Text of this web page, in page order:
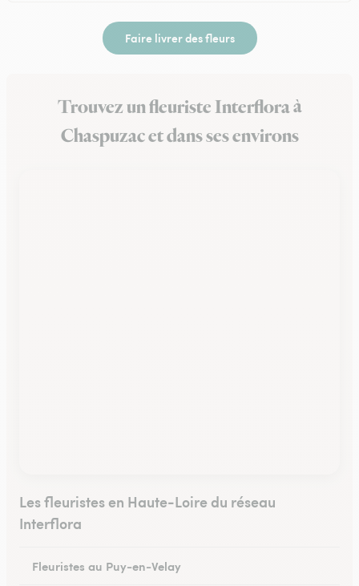
Faire livrer des fleurs
Trouvez un fleuriste Interflora à
Chaspuzac et dans ses environs
Les fleuristes en Haute-Loire du réseau
Interflora
Fleuristes au Puy-en-Velay